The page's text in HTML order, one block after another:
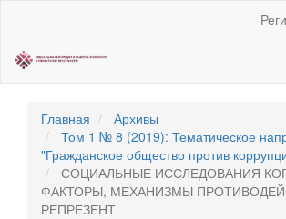
содержанию
страницы
навигация
Основное
содержание
Боковая
панель
Главная
Архивы
Том 1 № 8 (2019): Тематическое
"Гражданское общество против
СОЦИАЛЬНЫЕ ИССЛЕДОВАНИЯ
ФАКТОРЫ, МЕХАНИЗМЫ
РЕПРЕЗЕНТ